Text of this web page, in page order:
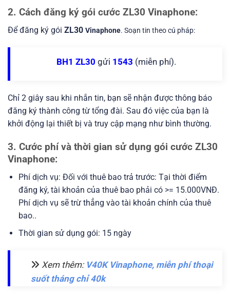
2. Cách đăng ký gói cước ZL30 Vinaphone:
Để đăng ký gói ZL30 Vinaphone. Soạn tin theo cú pháp:
BH1 ZL30 gửi 1543 (miễn phí).
Chỉ 2 giây sau khi nhắn tin, bạn sẽ nhận được thông báo
đăng ký thành công từ tổng đài. Sau đó việc của bạn là
khởi động lại thiết bị và truy cập mạng như bình thường.
3. Cước phí và thời gian sử dụng gói cước ZL30
Vinaphone:
Phí dịch vụ: Đối với thuê bao trả trước: Tại thời điểm
đăng ký, tài khoản của thuê bao phải có >= 15.000VNĐ.
Phí dịch vụ sẽ trừ thẳng vào tài khoản chính của thuê
bao..
Thời gian sử dụng gói: 15 ngày
Xem thêm: V40K Vinaphone, miễn phí thoại
suốt tháng chỉ 40k